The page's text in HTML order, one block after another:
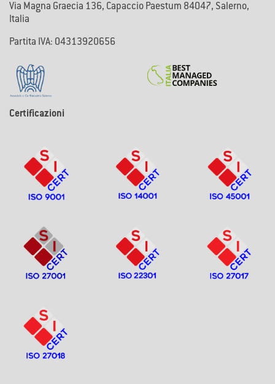
Via Magna Graecia 136, Capaccio Paestum 84047, Salerno,
Italia
Partita IVA: 04313920656
Certificazioni